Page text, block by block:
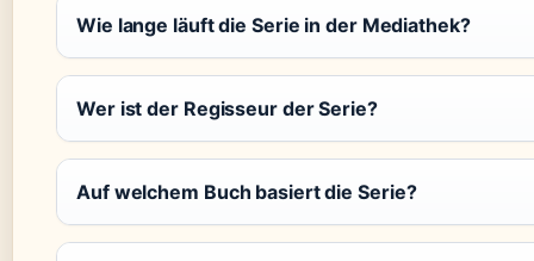
Wie lange läuft die Serie in der Mediathek?
Wer ist der Regisseur der Serie?
Auf welchem Buch basiert die Serie?